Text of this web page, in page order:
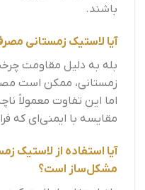
باشند.
آیا لاستیک زمستانی
بله به دلیل مقاومت
زمستانی، ممکن است
اما این تفاوت معمولاً
مقایسه با ایمنی‌ای که
آیا استفاده از لاستیک
مشکل‌ساز است؟